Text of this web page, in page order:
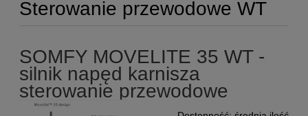
Sterowanie przewodowe WT
SOMFY MOVELITE 35 WT -
silnik napęd karnisza
sterowanie przewodowe